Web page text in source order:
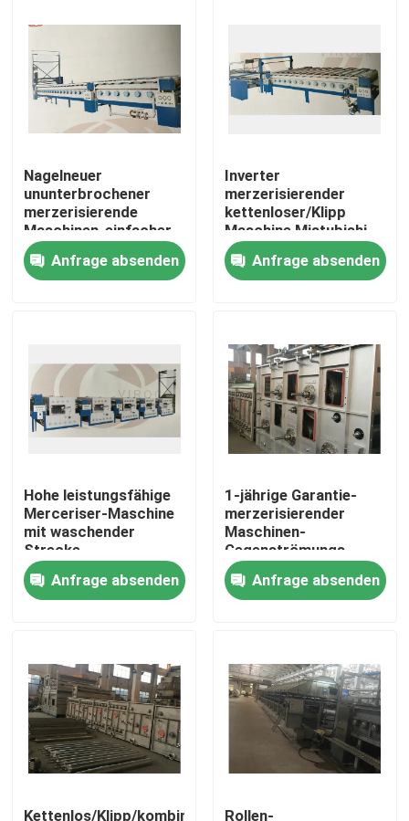
Über uns
Qualitätskontrolle
Treten Sie mit uns in Verbindung
Fordern Sie ein Zitat
stenter Raffineur
Hitzeeinstellung stenter
Nagelneuer
ununterbrochener
merzerisierende
Maschinen-einfacher
Wartungs-Dampf 0.2-
0.6MpaAnfrage absenden
Inverter
merzerisierender
kettenloser/Klipp
Maschine Mistubishi-
Kontrollinverter/
Art Anfrage absenden
Hohe leistungsfähige
Merceriser-Maschine
mit waschender
Strecke,
Gegenströmungs-Art
waschender Kasten
Anfrage absenden
1-jährige Garantie-
merzerisierender
Maschinen-
Gegenströmungs-
waschender Kasten
SS 304Anfrage absenden
Kettenlos/Klipp/kombinierte Rollen-